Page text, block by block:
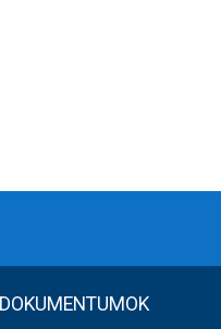
DOKUMENTUMOK